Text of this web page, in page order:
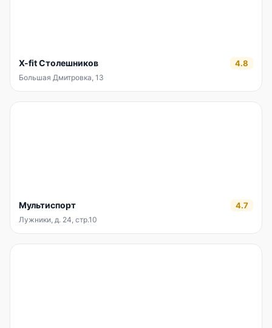
X-fit Столешников 4.8
Большая Дмитровка, 13
Мультиспорт 4.7
Лужники, д. 24, стр.10